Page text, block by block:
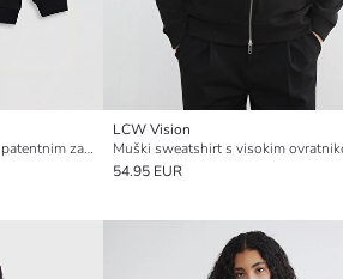
Dječja majica s kapuljačom s patentnim zatvaračem
LCW Vision
54.95 EUR